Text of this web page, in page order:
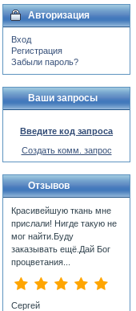
Авторизация
Вход
Регистрация
Забыли пароль?
Ваши запросы
Введите код запроса
Создать комм. запрос
Отзывов
Красивейшую ткань мне
прислали! Нигде такую не
мог найти.Буду
заказывать ещё.Дай Бог
процветания...
Сергей